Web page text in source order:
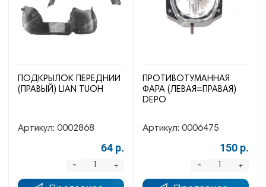
ПОДКРЫЛОК ПЕРЕДНИЙ
(ПРАВЫЙ) LIAN TUOH
Артикул: 0002868
64 р.
+
-
ПРОТИВОТУМАННАЯ
ФАРА (ЛЕВАЯ=ПРАВАЯ)
DEPO
Артикул: 0006475
150 р.
+
-